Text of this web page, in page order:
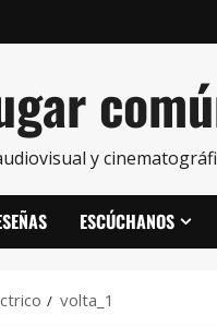
y
ESCÚCHANOS
volta_1